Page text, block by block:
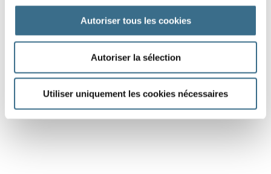
Autoriser tous les cookies
Autoriser la sélection
Utiliser uniquement les cookies nécessaires